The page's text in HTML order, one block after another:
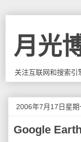
月光
关注互联网和搜索引
2006年7月17日星期
Google